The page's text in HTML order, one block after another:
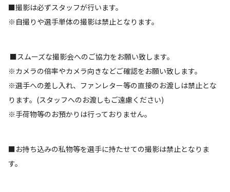
■撮影は必ずスタッフが行います。
※自撮りや選手単体の撮影は禁止となります。
■スムーズな撮影会へのご協力をお願い致します。
※カメラの倍率やカメラ向きなどご確認をお願い致します。
※選手への差し入れ、ファンレター等の直接のお渡しは禁止とな
ります。(スタッフへのお渡しもご遠慮ください)
※手荷物等のお預かりは行っておりません。
■お持ち込みの私物等を選手に持たせての撮影は禁止となりま
す。